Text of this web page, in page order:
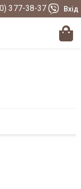
377-38-37 Вхід